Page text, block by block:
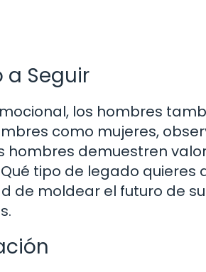
a Seguir
los hombres
como mujeres,
hombres demuestren
tipo de legado quieres
de moldear el futuro de